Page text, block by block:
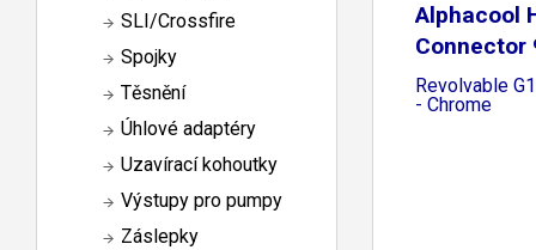
SLI/Crossfire
Spojky
Těsnění
Úhlové adaptéry
Uzavírací kohoutky
Výstupy pro pumpy
Záslepky
Alphacool
Connector
Revolvable
- Chrome